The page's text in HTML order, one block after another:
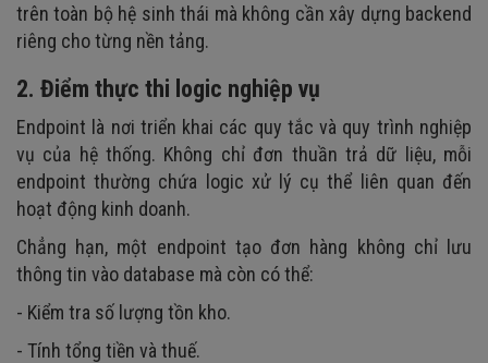
trên toàn bộ hệ sinh thái mà không cần xây dựng backend
riêng cho từng nền tảng.
2. Điểm thực thi logic nghiệp vụ
Endpoint là nơi triển khai các quy tắc và quy trình nghiệp
vụ của hệ thống. Không chỉ đơn thuần trả dữ liệu, mỗi
endpoint thường chứa logic xử lý cụ thể liên quan đến
hoạt động kinh doanh.
Chẳng hạn, một endpoint tạo đơn hàng không chỉ lưu
thông tin vào database mà còn có thể:
- Kiểm tra số lượng tồn kho.
- Tính tổng tiền và thuế.